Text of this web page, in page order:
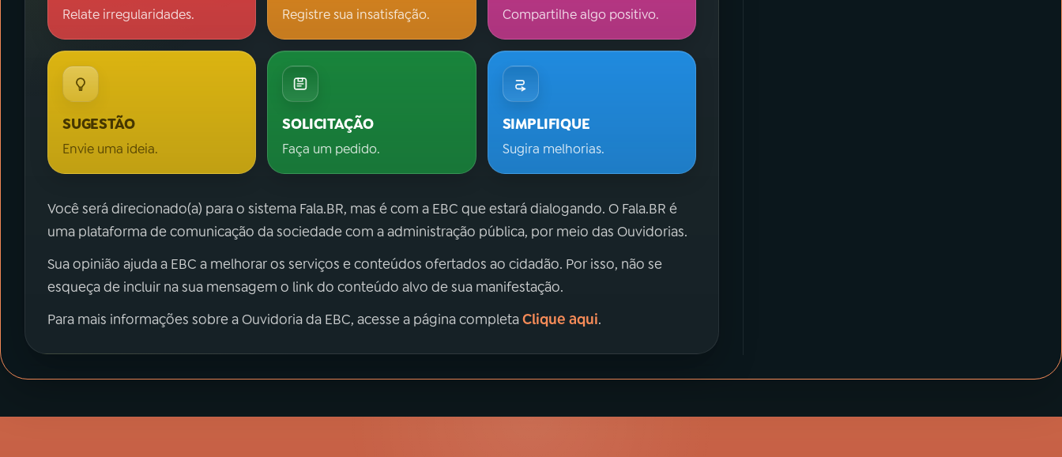
Relate irregularidades. Registre sua insatisfação. Compartilhe algo positivo.
SUGESTÃO
Envie uma ideia.
SOLICITAÇÃO
Faça um pedido.
SIMPLIFIQUE
Sugira melhorias.
Você será direcionado(a) para o sistema Fala.BR, mas é com a EBC que estará dialogando. O Fala.BR é
uma plataforma de comunicação da sociedade com a administração pública, por meio das Ouvidorias.
Sua opinião ajuda a EBC a melhorar os serviços e conteúdos ofertados ao cidadão. Por isso, não se
esqueça de incluir na sua mensagem o link do conteúdo alvo de sua manifestação.
Para mais informações sobre a Ouvidoria da EBC, acesse a página completaClique aqui.